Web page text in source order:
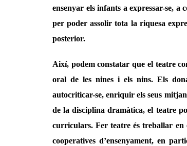
ensenyar els infants a expressar-se, a
per poder assolir tota la riquesa
posterior.
Així, podem constatar que el teatre
oral de les nines i els nins. Els
autocriticar-se, enriquir els seus
de la disciplina dramàtica, el teatre
curriculars. Fer teatre és treballar
cooperatives d’ensenyament, en